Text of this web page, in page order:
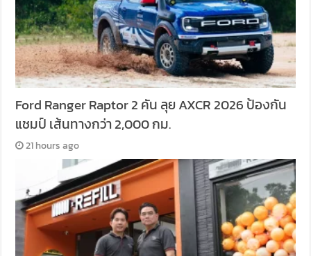
Ford Ranger Raptor 2 คัน ลุย AXCR 2026 ป้องกัน
แชมป์ เส้นทางกว่า 2,000 กม.
21 hours ago